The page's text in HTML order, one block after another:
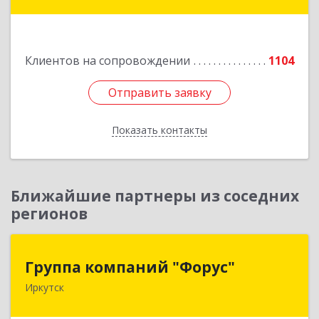
Клиентов на сопровождении 1104
Отправить заявку
Показать контакты
Отправить заявку
Назад
Ближайшие партнеры из соседних
регионов
Группа компаний "Форус"
Иркутск
Группа компаний "Форус"
664007, Иркутская обл, Иркутск г, Ямская ул,